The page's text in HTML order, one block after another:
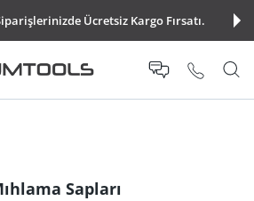
Ücretsiz Kargo Fırsatı.
Sapları